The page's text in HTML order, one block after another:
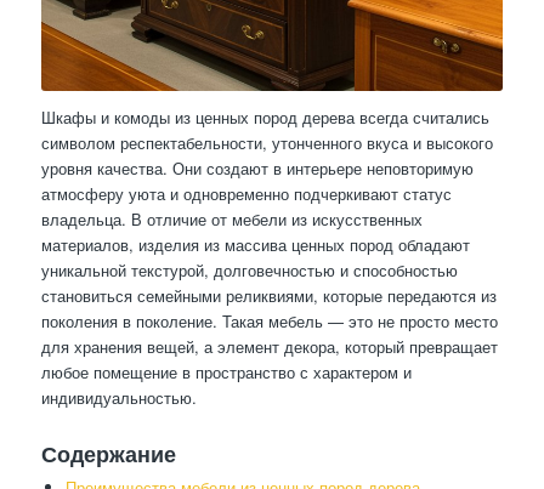
Шкафы и комоды из ценных пород дерева всегда считались
символом респектабельности, утонченного вкуса и высокого
уровня качества. Они создают в интерьере неповторимую
атмосферу уюта и одновременно подчеркивают статус
владельца. В отличие от мебели из искусственных
материалов, изделия из массива ценных пород обладают
уникальной текстурой, долговечностью и способностью
становиться семейными реликвиями, которые передаются из
поколения в поколение. Такая мебель — это не просто место
для хранения вещей, а элемент декора, который превращает
любое помещение в пространство с характером и
индивидуальностью.
Содержание